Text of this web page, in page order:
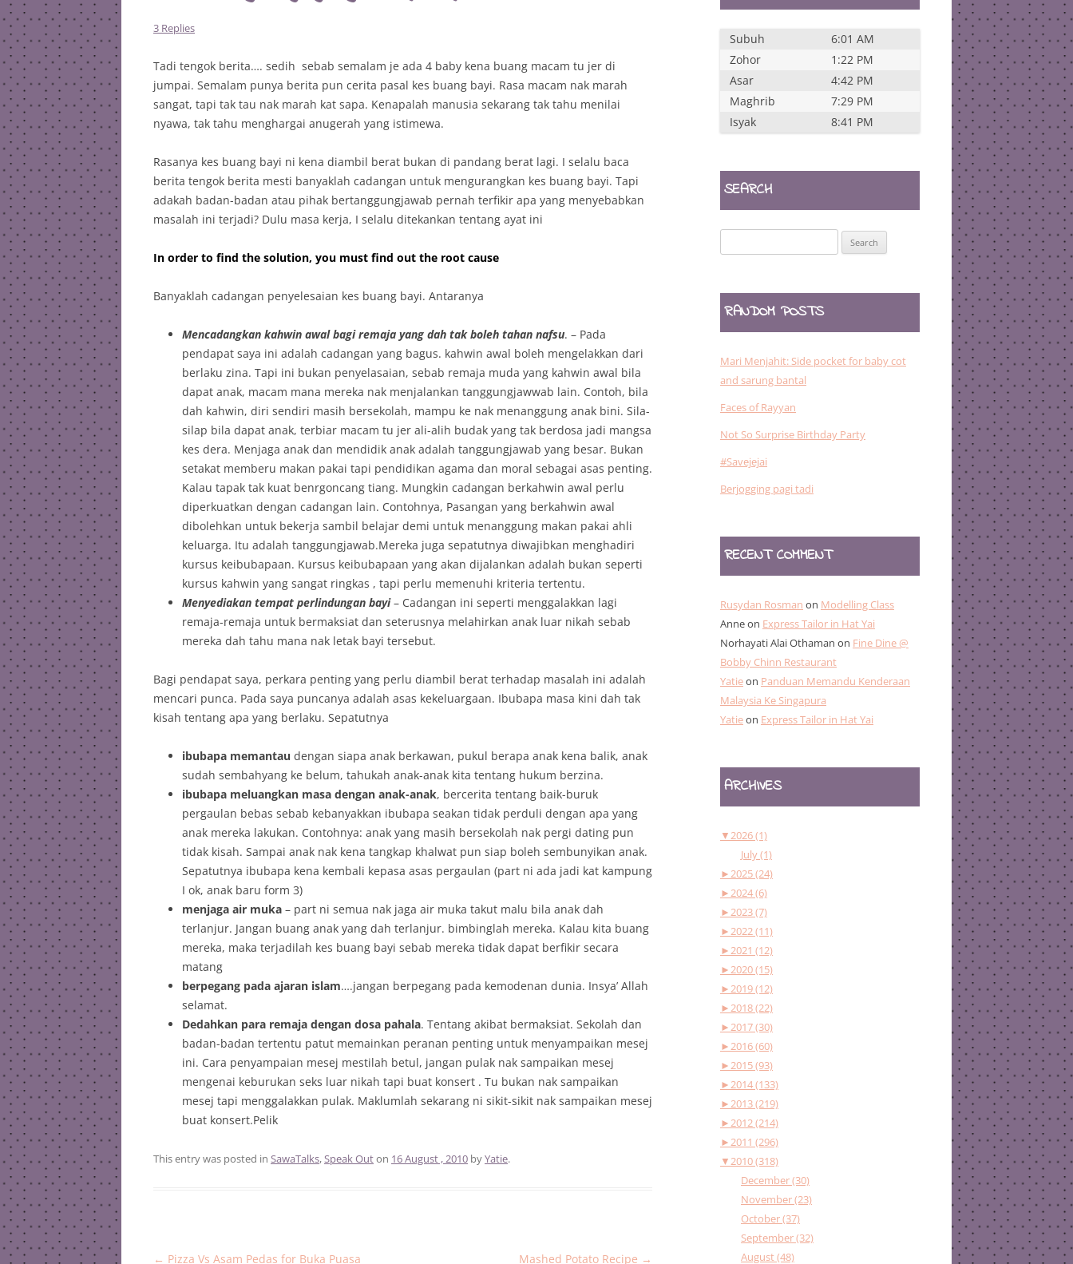
3 Replies
Tadi tengok berita…. sedih sebab semalam je ada 4 baby kena buang macam tu jer di
jumpai. Semalam punya berita pun cerita pasal kes buang bayi. Rasa macam nak marah
sangat, tapi tak tau nak marah kat sapa. Kenapalah manusia sekarang tak tahu menilai
nyawa, tak tahu menghargai anugerah yang istimewa.
Rasanya kes buang bayi ni kena diambil berat bukan di pandang berat lagi. I selalu baca
berita tengok berita mesti banyaklah cadangan untuk mengurangkan kes buang bayi. Tapi
adakah badan-badan atau pihak bertanggungjawab pernah terfikir apa yang menyebabkan
masalah ini terjadi? Dulu masa kerja, I selalu ditekankan tentang ayat ini
In order to find the solution, you must find out the root cause
Banyaklah cadangan penyelesaian kes buang bayi. Antaranya
Mencadangkan kahwin awal bagi remaja yang dah tak boleh tahan nafsu. – Pada
pendapat saya ini adalah cadangan yang bagus. kahwin awal boleh mengelakkan dari
berlaku zina. Tapi ini bukan penyelasaian, sebab remaja muda yang kahwin awal bila
dapat anak, macam mana mereka nak menjalankan tanggungjawwab lain. Contoh, bila
dah kahwin, diri sendiri masih bersekolah, mampu ke nak menanggung anak bini. Sila-
silap bila dapat anak, terbiar macam tu jer ali-alih budak yang tak berdosa jadi mangsa
kes dera. Menjaga anak dan mendidik anak adalah tanggungjawab yang besar. Bukan
setakat memberu makan pakai tapi pendidikan agama dan moral sebagai asas penting.
Kalau tapak tak kuat benrgoncang tiang. Mungkin cadangan berkahwin awal perlu
diperkuatkan dengan cadangan lain. Contohnya, Pasangan yang berkahwin awal
dibolehkan untuk bekerja sambil belajar demi untuk menanggung makan pakai ahli
keluarga. Itu adalah tanggungjawab.Mereka juga sepatutnya diwajibkan menghadiri
kursus keibubapaan. Kursus keibubapaan yang akan dijalankan adalah bukan seperti
kursus kahwin yang sangat ringkas , tapi perlu memenuhi kriteria tertentu.
Menyediakan tempat perlindungan bayi– Cadangan ini seperti menggalakkan lagi
remaja-remaja untuk bermaksiat dan seterusnya melahirkan anak luar nikah sebab
mereka dah tahu mana nak letak bayi tersebut.
Bagi pendapat saya, perkara penting yang perlu diambil berat terhadap masalah ini adalah
mencari punca. Pada saya puncanya adalah asas kekeluargaan. Ibubapa masa kini dah tak
kisah tentang apa yang berlaku. Sepatutnya
ibubapa memantau dengan siapa anak berkawan, pukul berapa anak kena balik, anak
sudah sembahyang ke belum, tahukah anak-anak kita tentang hukum berzina.
ibubapa meluangkan masa dengan anak-anak, bercerita tentang baik-buruk
pergaulan bebas sebab kebanyakkan ibubapa seakan tidak perduli dengan apa yang
anak mereka lakukan. Contohnya: anak yang masih bersekolah nak pergi dating pun
tidak kisah. Sampai anak nak kena tangkap khalwat pun siap boleh sembunyikan anak.
Sepatutnya ibubapa kena kembali kepasa asas pergaulan (part ni ada jadi kat kampung
I ok, anak baru form 3)
menjaga air muka – part ni semua nak jaga air muka takut malu bila anak dah
terlanjur. Jangan buang anak yang dah terlanjur. bimbinglah mereka. Kalau kita buang
mereka, maka terjadilah kes buang bayi sebab mereka tidak dapat berfikir secara
matang
berpegang pada ajaran islam….jangan berpegang pada kemodenan dunia. Insya’ Allah
selamat.
Dedahkan para remaja dengan dosa pahala. Tentang akibat bermaksiat. Sekolah dan
badan-badan tertentu patut memainkan peranan penting untuk menyampaikan mesej
ini. Cara penyampaian mesej mestilah betul, jangan pulak nak sampaikan mesej
mengenai keburukan seks luar nikah tapi buat konsert . Tu bukan nak sampaikan
mesej tapi menggalakkan pulak. Maklumlah sekarang ni sikit-sikit nak sampaikan mesej
buat konsert.Pelik
This entry was posted in SawaTalks,Speak Outon 16 August , 2010 byYatie.
Post
← Pizza Vs Asam Pedas for Buka Puasa Mashed Potato Recipe →
Subuh
6:01 AM
Zohor
1:22 PM
Asar
4:42 PM
Maghrib
7:29 PM
Isyak
8:41 PM
SEARCH
for:
RANDOM POSTS
Mari Menjahit: Side pocket for baby cot
and sarung bantal
Faces of Rayyan
Not So Surprise Birthday Party
#Savejejai
Berjogging pagi tadi
RECENT COMMENT
Rusydan Rosman on Modelling Class
Anneon Express Tailor in Hat Yai
Norhayati Alai Othaman on Fine Dine @
Bobby Chinn Restaurant
Yatieon Panduan Memandu Kenderaan
Malaysia Ke Singapura
Yatieon Express Tailor in Hat Yai
ARCHIVES
▼2026 (1)
July (1)
►2025 (24)
►2024 (6)
►2023 (7)
►2022 (11)
►2021 (12)
►2020 (15)
►2019 (12)
►2018 (22)
►2017 (30)
►2016 (60)
►2015 (93)
►2014 (133)
►2013 (219)
►2012 (214)
►2011 (296)
▼2010 (318)
December (30)
November (23)
October (37)
September (32)
August (48)